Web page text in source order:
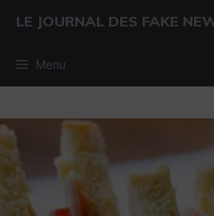
LE JOURNAL DES FAKE
Menu